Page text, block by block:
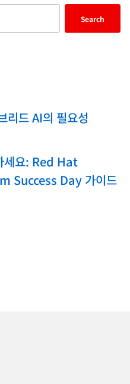
environments.
and
Red Hat a trusted
and open
Hat can help
the digital future.
Search
리드 AI의 필요성
세요: Red Hat
Success Day 가이드